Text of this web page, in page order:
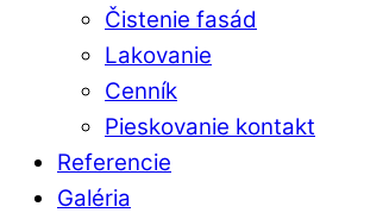
Čistenie fasád
Lakovanie
Cenník
Pieskovanie kontakt
Referencie
Galéria